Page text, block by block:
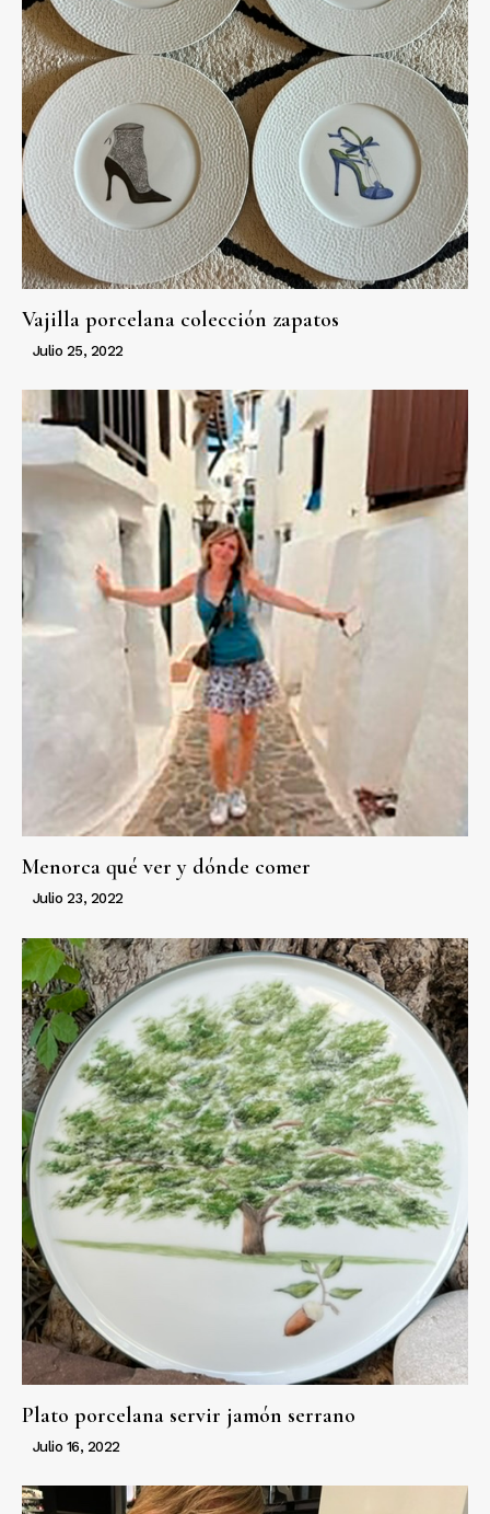
Vajilla porcelana colección zapatos
Julio 25, 2022
Menorca qué ver y dónde comer
Julio 23, 2022
Plato porcelana servir jamón serrano
Julio 16, 2022